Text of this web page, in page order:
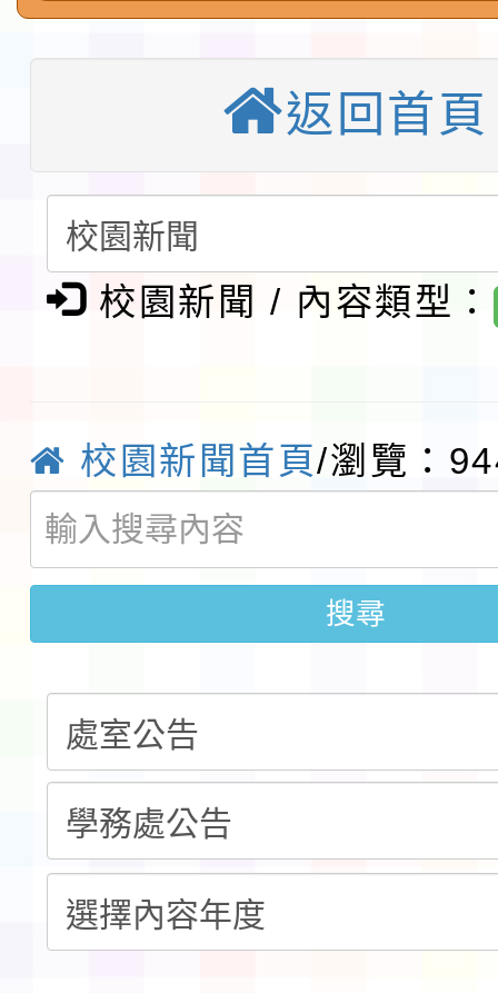
錦標賽」海洋艇及
域)，申請變更地點
計畫」公費接種對象擴
115學年度迎新活動暨
會活動流程表
本校115學年度第1學
第3次招考代課鐘點教
告(不再辦理後續甄選)
檢送「桃園市115學年
賽實施要點」1份
本市「115學年度學生
展演活動實施計畫」
請一案
社團法人中華民國畫廊
026 ART TAIPEI臺北
會」之「藝術教育日」
本校115學年度第1學
第2次招考代課鐘點教
告(採1次公告分次招考)
115 年度兒童課後照顧
0 小時業訓練課程
轉知本市體育總會划船
「115年桃園市運動會
錦標賽」海洋艇及
域)，申請變更地點
「114-115年度
計畫」公費接種對象擴
115學年度迎新活動暨
會活動流程表
返回首頁
校園新聞 / 內容類型：
校園新聞首頁/瀏覽：
搜尋